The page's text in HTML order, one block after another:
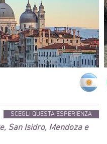
San Isidro, Mendoza e
SCEGLI QUESTA ESPERIENZA